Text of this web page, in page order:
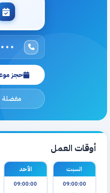
حجز
مفضلة
أوقات العمل
السبت
09:00:00
الأحد
09:00:00